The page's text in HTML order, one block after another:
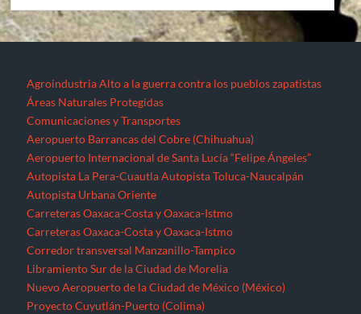
Agroindustria Alto a la guerra contra los pueblos zapatistas
Áreas Naturales Protegidas
Comunicaciones y Transportes
Aeropuerto Barrancas del Cobre (Chihuahua)
Aeropuerto Internacional de Santa Lucía “Felipe Ángeles”
Autopista La Pera-Cuautla Autopista Toluca-Naucalpán
Autopista Urbana Oriente
Carreteras Oaxaca-Costa y Oaxaca-Istmo
Carreteras Oaxaca-Costa y Oaxaca-Istmo
Corredor transversal Manzanillo-Tampico
Libramiento Sur de la Ciudad de Morelia
Nuevo Aeropuerto de la Ciudad de México (México)
Proyecto Cuyutlán-Puerto (Colima)